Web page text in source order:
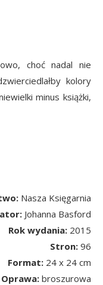
choć nadal nie
kolory
minus książki,
Nasza Księgarnia
Johanna Basford
Rok wydania: 2015
Stron: 96
Format: 24 x 24 cm
Oprawa: broszurowa